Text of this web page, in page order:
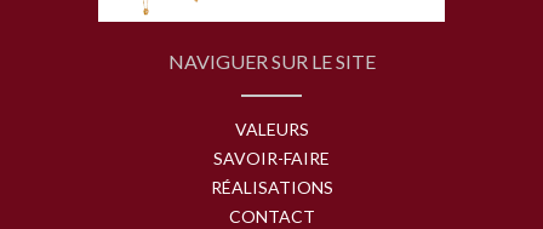
NAVIGUER SUR LE SITE
VALEURS
SAVOIR-FAIRE
RÉALISATIONS
CONTACT